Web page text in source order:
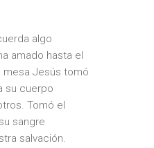
algo
amado hasta el
mesa Jesús tomó
su cuerpo
Tomó el
sangre
salvación.